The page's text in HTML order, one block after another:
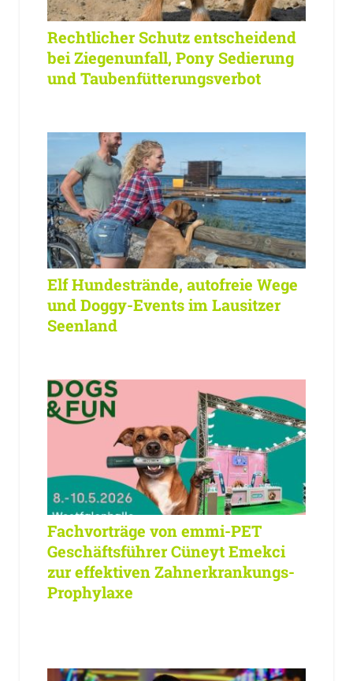
Rechtlicher Schutz entscheidend
bei Ziegenunfall, Pony Sedierung
und Taubenfütterungsverbot
Elf Hundestrände, autofreie Wege
und Doggy-Events im Lausitzer
Seenland
Fachvorträge von emmi-PET
Geschäftsführer Cüneyt Emekci
zur effektiven Zahnerkrankungs-
Prophylaxe